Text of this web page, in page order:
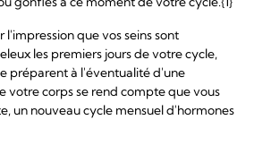
l'impression que vos seins sont
les premiers jours de votre cycle,
préparent à l'éventualité d'une
votre corps se rend compte que vous
un nouveau cycle mensuel d'hormones